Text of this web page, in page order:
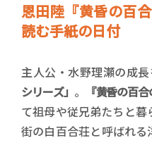
恩田陸『黄昏の百
読む手紙の日付
主人公・水野理瀬の成長
シリーズ」 。 『黄昏の百合
て祖母や従兄弟たちと
街の白百合荘と呼ばれ